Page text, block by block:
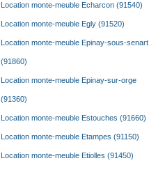
Location monte-meuble Echarcon (91540)
Location monte-meuble Egly (91520)
Location monte-meuble Epinay-sous-senart
(91860)
Location monte-meuble Epinay-sur-orge
(91360)
Location monte-meuble Estouches (91660)
Location monte-meuble Etampes (91150)
Location monte-meuble Etiolles (91450)